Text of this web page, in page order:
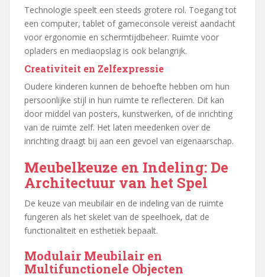
Technologie speelt een steeds grotere rol. Toegang tot
een computer, tablet of gameconsole vereist aandacht
voor ergonomie en schermtijdbeheer. Ruimte voor
opladers en mediaopslag is ook belangrijk.
Creativiteit en Zelfexpressie
Oudere kinderen kunnen de behoefte hebben om hun
persoonlijke stijl in hun ruimte te reflecteren. Dit kan
door middel van posters, kunstwerken, of de inrichting
van de ruimte zelf. Het laten meedenken over de
inrichting draagt bij aan een gevoel van eigenaarschap.
Meubelkeuze en Indeling: De
Architectuur van het Spel
De keuze van meubilair en de indeling van de ruimte
fungeren als het skelet van de speelhoek, dat de
functionaliteit en esthetiek bepaalt.
Modulair Meubilair en
Multifunctionele Objecten